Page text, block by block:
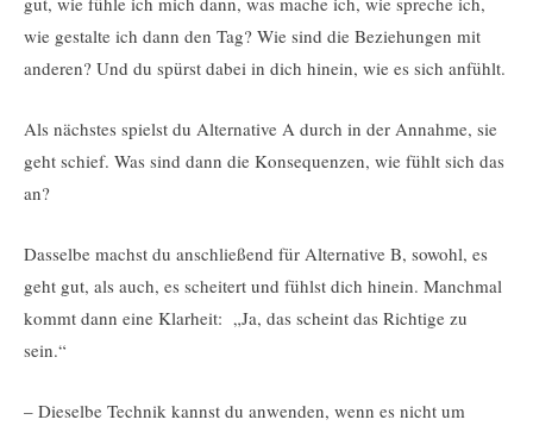
wie gestalte ich dann den Tag? Wie sind die Beziehungen mit
anderen? Und du spürst dabei in dich hinein, wie es sich anfühlt.
Als nächstes spielst du Alternative A durch in der Annahme, sie
geht schief. Was sind dann die Konsequenzen, wie fühlt sich das
an?
Dasselbe machst du anschließend für Alternative B, sowohl, es
geht gut, als auch, es scheitert und fühlst dich hinein. Manchmal
kommt dann eine Klarheit: „Ja, das scheint das Richtige zu
sein.“
– Dieselbe Technik kannst du anwenden, wenn es nicht um